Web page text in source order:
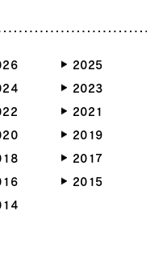
2025
2023
2021
2019
2017
2015